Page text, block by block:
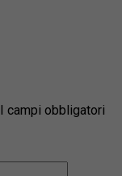
I campi obbligatori